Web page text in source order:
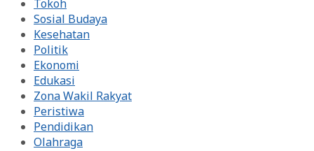
Tokoh
Sosial Budaya
Kesehatan
Politik
Ekonomi
Edukasi
Zona Wakil Rakyat
Peristiwa
Pendidikan
Olahraga